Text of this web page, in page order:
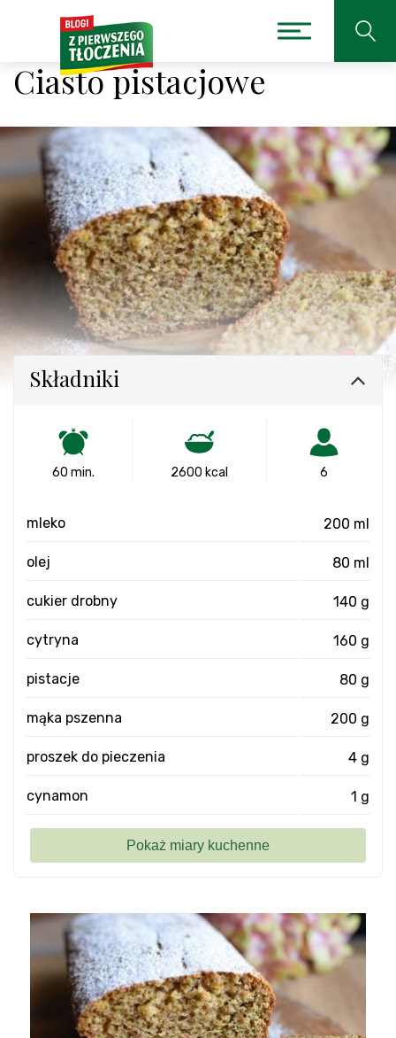
Ciasto pistacjowe
Składniki
60 min. 2600 kcal 6
mleko 200 ml
olej 80 ml
cukier drobny 140 g
cytryna 160 g
pistacje 80 g
mąka pszenna 200 g
proszek do pieczenia 4 g
cynamon 1 g